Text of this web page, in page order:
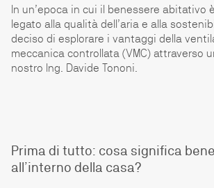
In un’epoca in cui il benessere abitativo
legato alla qualità dell’aria e alla
deciso di esplorare i vantaggi della
meccanica controllata (VMC) attraverso
nostro Ing. Davide Tononi.
Prima di tutto: cosa significa
all’interno della casa?